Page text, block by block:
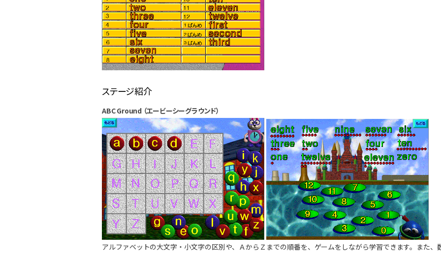
ステージ紹介
ABC Ground （エービーシーグラウンド）
アルファベットの大文字・小文字の区別や、ＡからＺまでの順番を、ゲームをしながら学習できます。また、